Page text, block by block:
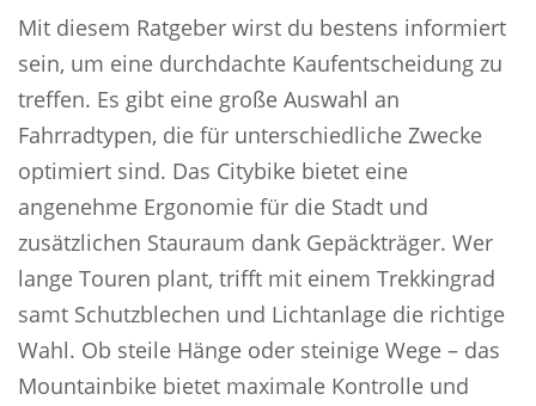
Mit diesem Ratgeber wirst du bestens informiert
sein, um eine durchdachte Kaufentscheidung zu
treffen. Es gibt eine große Auswahl an
Fahrradtypen, die für unterschiedliche Zwecke
optimiert sind. Das Citybike bietet eine
angenehme Ergonomie für die Stadt und
zusätzlichen Stauraum dank Gepäckträger. Wer
lange Touren plant, trifft mit einem Trekkingrad
samt Schutzblechen und Lichtanlage die richtige
Wahl. Ob steile Hänge oder steinige Wege – das
Mountainbike bietet maximale Kontrolle und